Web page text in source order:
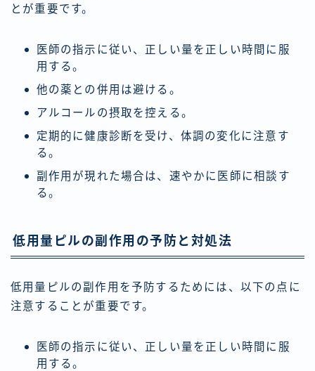
とが重要です。
医師の指示に従い、正しい量を正しい時間に服
用する。
他の薬との併用は避ける。
アルコールの摂取を控える。
定期的に健康診断を受け、体調の変化に注意す
る。
副作用が現れた場合は、速やかに医師に相談す
る。
低用量ピルの副作用の予防と対処法
低用量ピルの副作用を予防するためには、以下の点に
注意することが重要です。
医師の指示に従い、正しい量を正しい時間に服
用する。